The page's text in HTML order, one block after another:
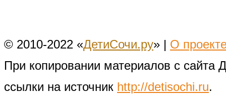
© 2010-2022 «ДетиСочи.ру» | О
При копировании материалов с сайта
ссылки на источник http://detisochi.ru.